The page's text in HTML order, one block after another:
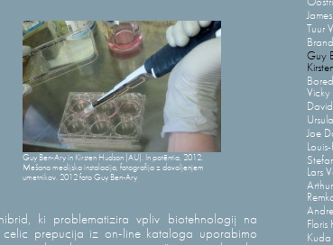
Guy Ben-Ary in Kirsten Hudson (AU). In potēntia, 2012.
Mešana medijska instalacija, fotografija z dovoljenjem
umetnikov. 2012 foto Guy Ben-Ary
ki problematizira vpliv biotehnologij na
celic prepucija iz on-line kataloga uporabimo
Tuur
Guy
Vicky
Joe
Lars
Floris